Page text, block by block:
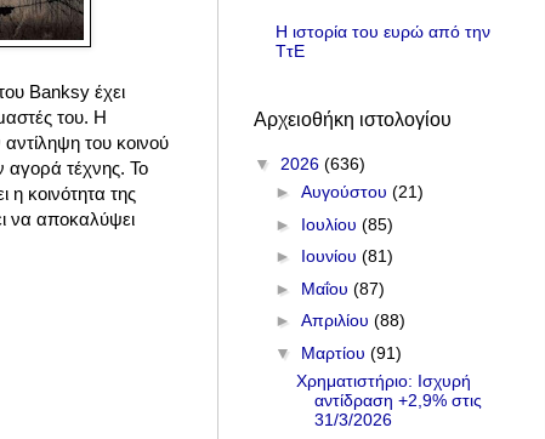
Banksy έχει
του. Η
του κοινού
αγορά τέχνης. Το
κοινότητα της
να αποκαλύψει
Η ιστορία του ευρώ από την
ΤτΕ
Αρχειοθήκη ιστολογίου
▼ 2026 (636)
► Αυγούστου (21)
► Ιουλίου (85)
► Ιουνίου (81)
► Μαΐου (87)
► Απριλίου (88)
▼ Μαρτίου (91)
Χρηματιστήριο: Ισχυρή
αντίδραση +2,9% στις
31/3/2026